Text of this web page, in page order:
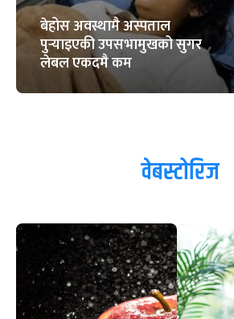
बेहोस अवस्थामै अस्पताल
पुर्‍याइएकी उपसभामुखको सुगर
लेबल एकदमै कम
वेबस्टोरिज